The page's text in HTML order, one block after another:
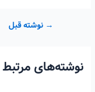
راهبری
→ نوشته قبل
نوشته‌های مرتبط